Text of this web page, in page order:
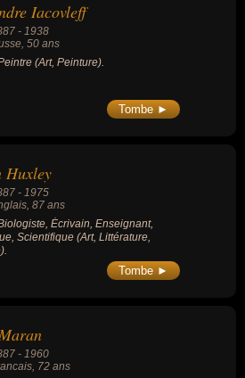
Iacovleff
- 1938
, 50 ans
(Art, Peinture).
Tombe ►
Huxley
- 1975
, 87 ans
Écrivain, Enseignant,
Scientifique (Art, Littérature,
Tombe ►
- 1960
, 72 ans